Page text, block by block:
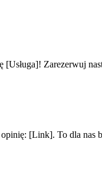
[Usługa]! Zarezerwuj
[Link]. To dla nas